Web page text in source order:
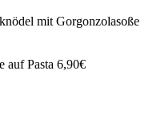
mit Gorgonzolasoße
auf Pasta 6,90€